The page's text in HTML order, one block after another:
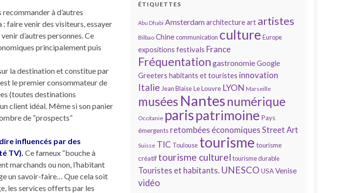
à d’autres
faire venir des visiteurs, essayer
d’autres personnes. Ce
principalement puis
la destination et constitue par
le premier consommateur de
(toutes destinations
client idéal. Même si son panier
de “prospects”
influencés par des
TV). Ce fameux “bouche à
marchands ou non, l’habitant
un savoir-faire… Que cela soit
les services offerts par les
ÉTIQUETTES
Abu Dhabi Amsterdamarchitectureart artistes
Bilbao Chinecommunication culture Europe
expositions festivals France
Fréquentation gastronomieGoogle
Greeters habitants et touristes innovation
Italie Jean BlaiseLe Louvre LYON Marseille
musées Nantes numérique
Occitanie parispatrimoine Pays
émergents retombées économiques Street Art
Suisse TIC Toulouse tourisme tourisme
créatif tourisme culturel tourisme durable
Touristes et habitants. UNESCO USAVenise
vidéo